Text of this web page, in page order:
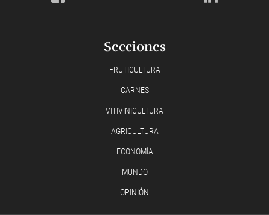
Secciones
FRUTICULTURA
CARNES
VITIVINICULTURA
AGRICULTURA
ECONOMÍA
MUNDO
OPINIÓN